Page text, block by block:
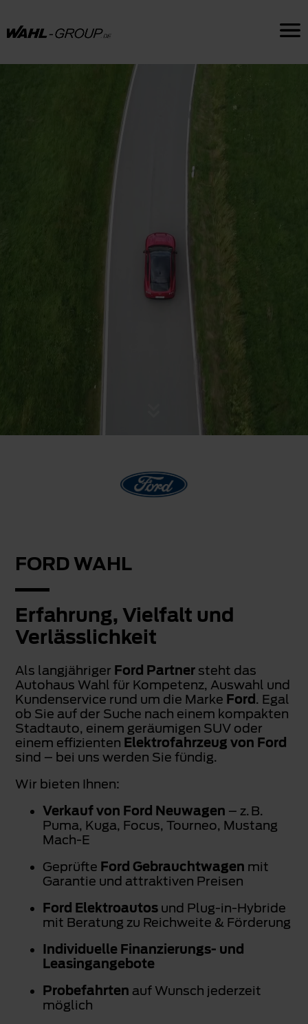
FORD WAHL
Erfahrung, Vielfalt und
Verlässlichkeit
Als langjähriger Ford Partner steht das
Autohaus Wahl für Kompetenz, Auswahl und
Kundenservice rund um die Marke Ford. Egal
ob Sie auf der Suche nach einem kompakten
Stadtauto, einem geräumigen SUV oder
einem effizienten Elektrofahrzeug von Ford
sind – bei uns werden Sie fündig.
Wir bieten Ihnen:
Verkauf von Ford Neuwagen – z. B.
Puma, Kuga, Focus, Tourneo, Mustang
Mach-E
Geprüfte Ford Gebrauchtwagen mit
Garantie und attraktiven Preisen
Ford Elektroautos und Plug-in-Hybride
mit Beratung zu Reichweite & Förderung
Individuelle Finanzierungs- und
Leasingangebote
Probefahrten auf Wunsch jederzeit
möglich